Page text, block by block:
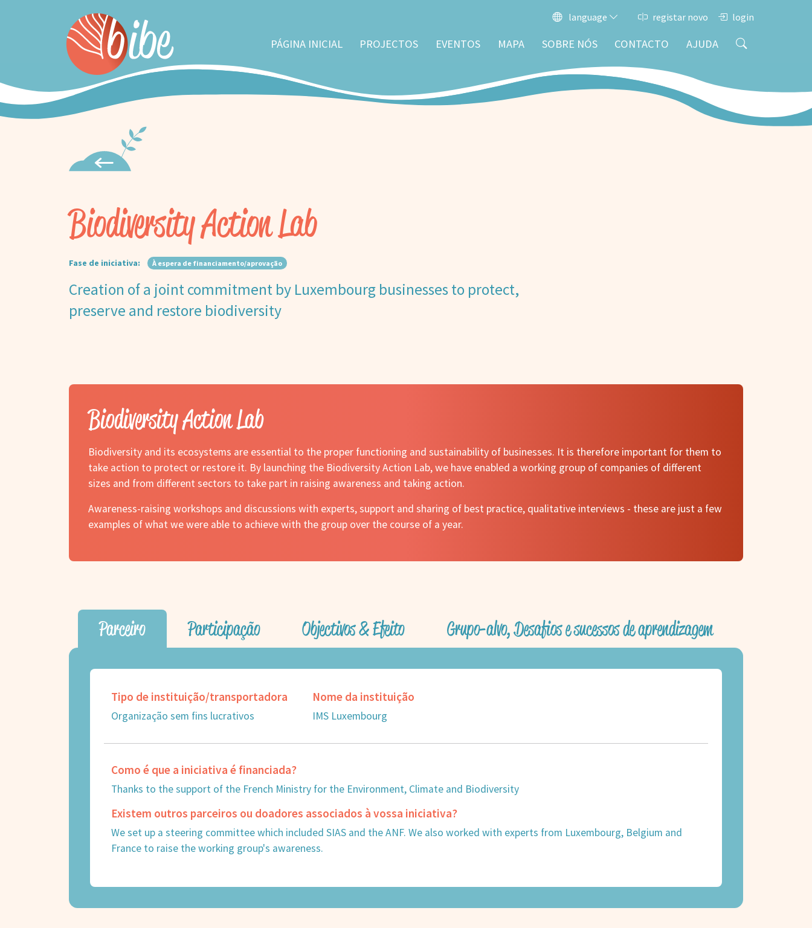
language registar novo login
PÁGINA INICIAL PROJECTOS EVENTOS MAPA SOBRE NÓS CONTACTO AJUDA
Biodiversity Action Lab
Fase de iniciativa: À espera de financiamento/aprovação
Creation of a joint commitment by Luxembourg businesses to protect,
preserve and restore biodiversity
Biodiversity Action Lab
Biodiversity and its ecosystems are essential to the proper functioning and sustainability of businesses. It is therefore important for them to
take action to protect or restore it. By launching the Biodiversity Action Lab, we have enabled a working group of companies of different
sizes and from different sectors to take part in raising awareness and taking action.
Awareness-raising workshops and discussions with experts, support and sharing of best practice, qualitative interviews - these are just a few
examples of what we were able to achieve with the group over the course of a year.
Parceiro Participação Objectivos & Efeito Grupo-alvo, Desafios e sucessos de aprendizagem
Tipo de instituição/transportadora
Organização sem fins lucrativos
Nome da instituição
IMS Luxembourg
Como é que a iniciativa é financiada?
Thanks to the support of the French Ministry for the Environment, Climate and Biodiversity
Existem outros parceiros ou doadores associados à vossa iniciativa?
We set up a steering committee which included SIAS and the ANF. We also worked with experts from Luxembourg, Belgium and
France to raise the working group's awareness.